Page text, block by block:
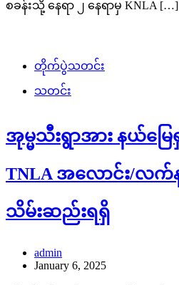
စခန်းသို့ နေရာ ၂ နေရာမှ KNLA […]
တိုက်ပွဲသတင်း
သတင်း
အုမ္မသီးရွာအား နယ်မြေ
TNLA အလောင်း/လက်န
သိမ်းဆည်းရရှိ
admin
January 6, 2025